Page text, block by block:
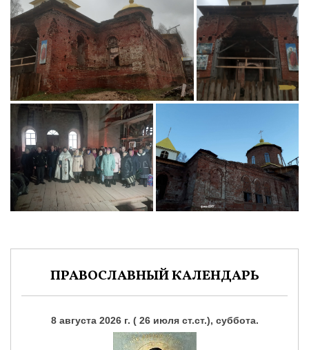
ПРАВОСЛАВНЫЙ КАЛЕНДАРЬ
8 августа 2026 г. ( 26 июля ст.ст.), суббота.